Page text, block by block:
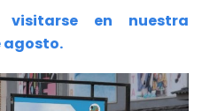
visitarse en nuestra
agosto.